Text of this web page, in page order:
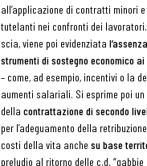
all’applicazione di contratti minori
tutelanti nei confronti dei
scia, viene poi evidenziata
strumenti di sostegno economico
– come, ad esempio, incentivi o la
aumenti salariali. Si esprime poi
della contrattazione di secondo
per l’adeguamento della
costi della vita anche su base
preludio al ritorno delle c.d.